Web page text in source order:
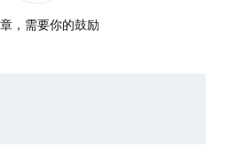
，需要你的鼓励